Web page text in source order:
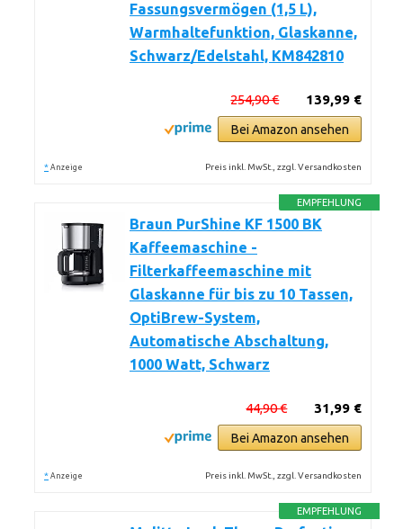
Fassungsvermögen (1,5 L),
Warmhaltefunktion, Glaskanne,
Schwarz/Edelstahl, KM842810
139,99 €
254,90 €
Bei Amazon ansehen
* Anzeige Preis inkl. MwSt., zzgl. Versandkosten
EMPFEHLUNG
Braun PurShine KF 1500 BK
Kaffeemaschine -
Filterkaffeemaschine mit
Glaskanne für bis zu 10 Tassen,
OptiBrew-System,
Automatische Abschaltung,
1000 Watt, Schwarz
31,99 €
44,90 €
Bei Amazon ansehen
* Anzeige Preis inkl. MwSt., zzgl. Versandkosten
EMPFEHLUNG